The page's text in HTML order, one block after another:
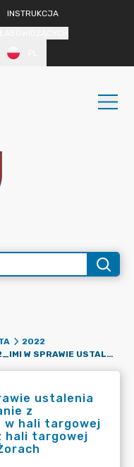
INSTRUKCJA
2022
OR.0050.9.2022_IMI W SPRAWIE USTALENIA STAWEK OPŁAT ZA KORZYSTANIE Z POMIESZCZEŃ HANDLOWYCH W HALI TARGOWEJ PRZY UL. FOLWARECKIEJ ORAZ HALI TARGOWEJ PRZY UL. DĄBROWSKIEGO W ŻORACH
ustalenia
z
w hali targowej
hali targowej